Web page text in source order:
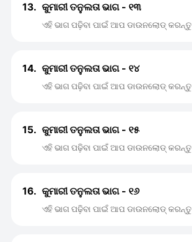
13. କୁମାରୀ ତନୁଲତା ଭାଗ - ୧୩
ଏହି ଭାଗ ପଢ଼ିବା ପାଇଁ ଆପ ଡାଉନଲୋଡ୍ କରନ୍ତୁ
14. କୁମାରୀ ତନୁଲତା ଭାଗ - ୧୪
ଏହି ଭାଗ ପଢ଼ିବା ପାଇଁ ଆପ ଡାଉନଲୋଡ୍ କରନ୍ତୁ
15. କୁମାରୀ ତନୁଲତା ଭାଗ - ୧୫
ଏହି ଭାଗ ପଢ଼ିବା ପାଇଁ ଆପ ଡାଉନଲୋଡ୍ କରନ୍ତୁ
16. କୁମାରୀ ତନୁଲତା ଭାଗ - ୧୬
ଏହି ଭାଗ ପଢ଼ିବା ପାଇଁ ଆପ ଡାଉନଲୋଡ୍ କରନ୍ତୁ